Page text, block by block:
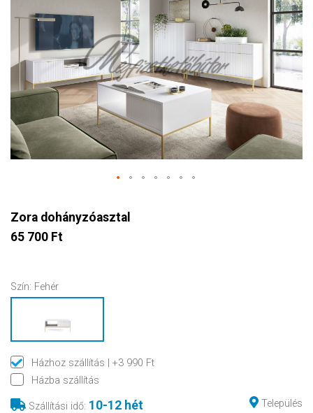
Zora dohányzóasztal
65 700 Ft
Szín: Fehér
Házhoz szállítás
| +3 990 Ft
Házba szállítás
Szállítási idő: 10-12 hét
Település